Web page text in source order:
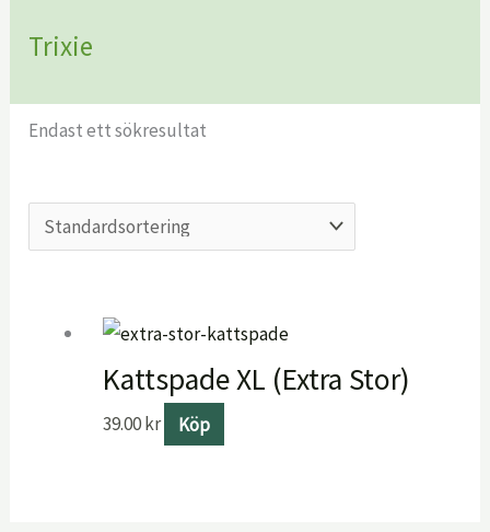
Trixie
Endast ett sökresultat
Kattspade XL (Extra Stor)
39.00kr Köp